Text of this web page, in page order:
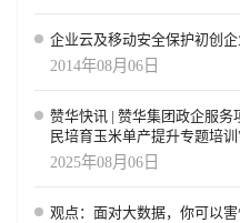
企业云及移动安全保护初创
2014年08月06日
赞华快讯 | 赞华集团政企服务
民培育玉米单产提升专题培
2025年08月06日
观点：面对大数据，你可以害